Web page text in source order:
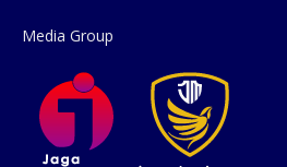
Media Group